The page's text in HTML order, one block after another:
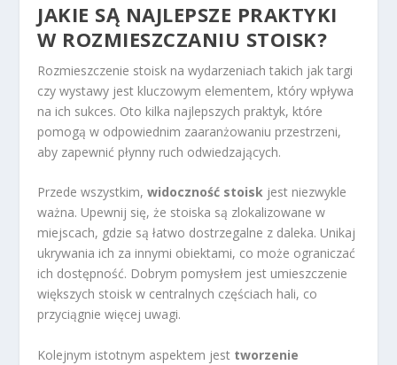
JAKIE SĄ NAJLEPSZE PRAKTYKI
W ROZMIESZCZANIU STOISK?
Rozmieszczenie stoisk na wydarzeniach takich jak targi
czy wystawy jest kluczowym elementem, który wpływa
na ich sukces. Oto kilka najlepszych praktyk, które
pomogą w odpowiednim zaaranżowaniu przestrzeni,
aby zapewnić płynny ruch odwiedzających.
Przede wszystkim,widoczność stoisk jest niezwykle
ważna. Upewnij się, że stoiska są zlokalizowane w
miejscach, gdzie są łatwo dostrzegalne z daleka. Unikaj
ukrywania ich za innymi obiektami, co może ograniczać
ich dostępność. Dobrym pomysłem jest umieszczenie
większych stoisk w centralnych częściach hali, co
przyciągnie więcej uwagi.
Kolejnym istotnym aspektem jest tworzenie